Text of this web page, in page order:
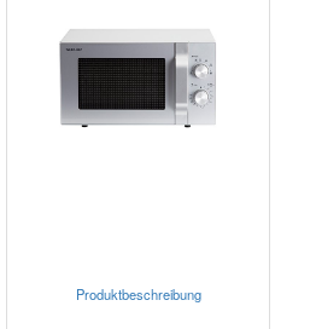
Produktbeschreibung